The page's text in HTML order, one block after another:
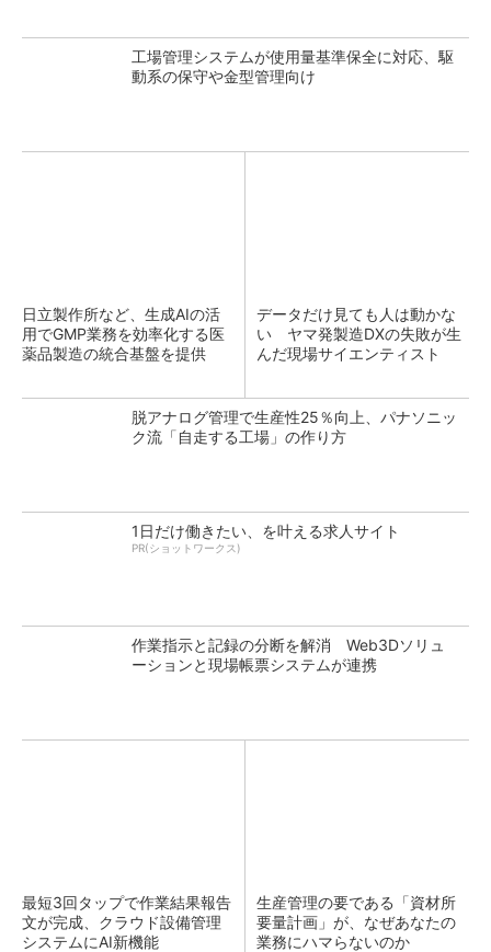
工場管理システムが使用量基準保全に対応、駆
動系の保守や金型管理向け
日立製作所など、生成AIの活
用でGMP業務を効率化する医
薬品製造の統合基盤を提供
データだけ見ても人は動かな
い ヤマ発製造DXの失敗が生
んだ現場サイエンティスト
脱アナログ管理で生産性25％向上、パナソニッ
ク流「自走する工場」の作り方
1日だけ働きたい、を叶える求人サイト
PR(ショットワークス)
作業指示と記録の分断を解消 Web3Dソリュ
ーションと現場帳票システムが連携
最短3回タップで作業結果報告
文が完成、クラウド設備管理
システムにAI新機能
生産管理の要である「資材所
要量計画」が、なぜあなたの
業務にハマらないのか